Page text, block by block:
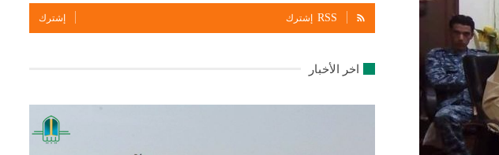
RSS إشترك إشترك
اخر الأخبار